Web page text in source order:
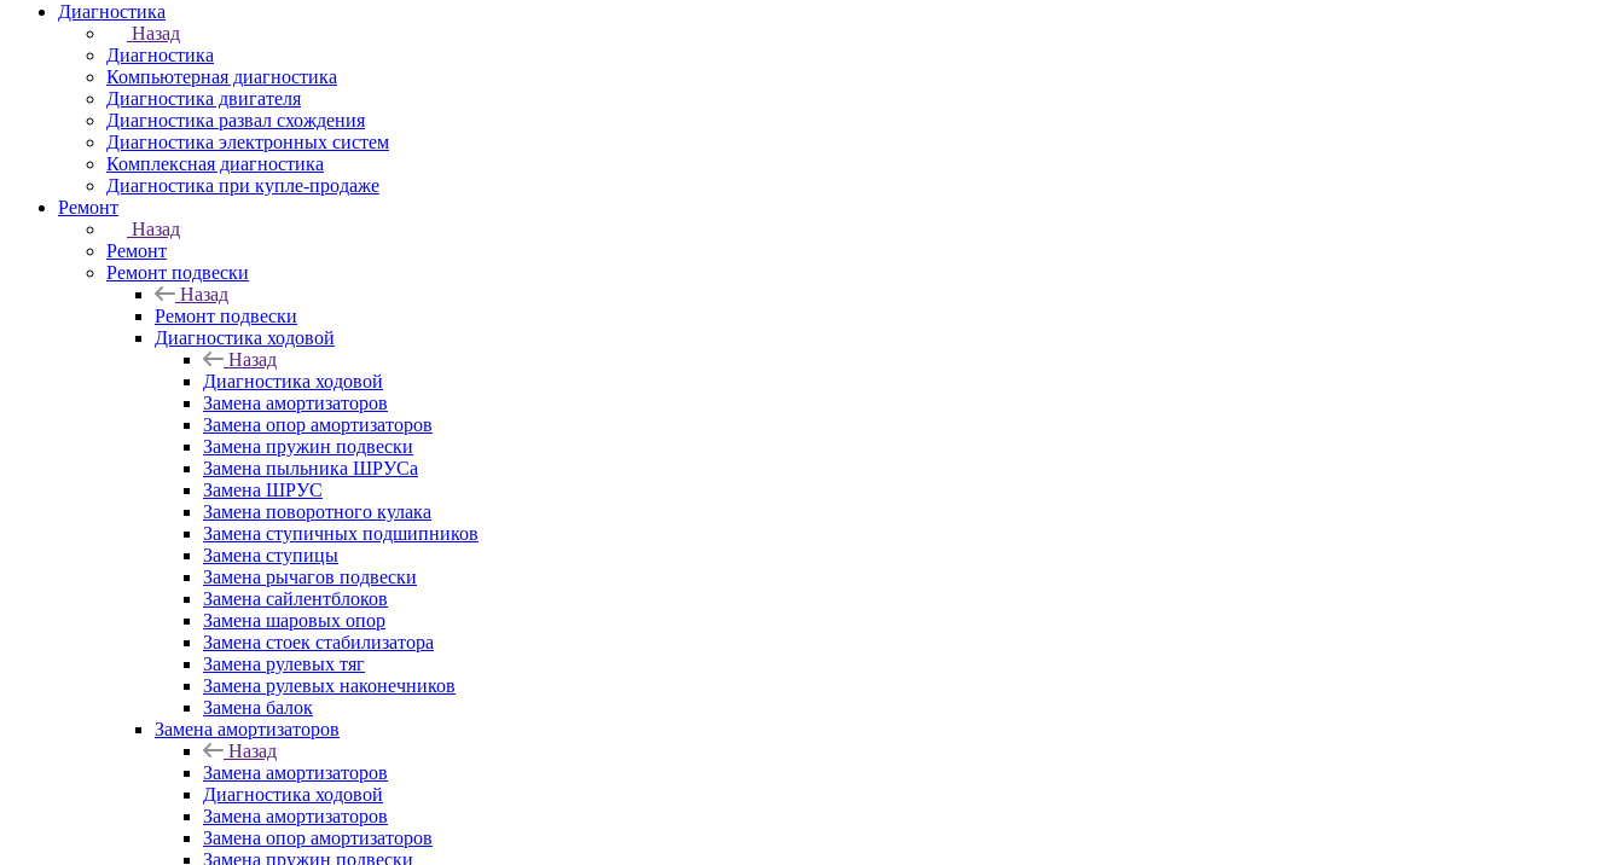
Диагностика
Назад
Диагностика
Компьютерная диагностика
Диагностика двигателя
Диагностика развал схождения
Диагностика электронных систем
Комплексная диагностика
Диагностика при купле-продаже
Ремонт
Назад
Ремонт
Ремонт подвески
Назад
Ремонт подвески
Диагностика ходовой
Назад
Диагностика ходовой
Замена амортизаторов
Замена опор амортизаторов
Замена пружин подвески
Замена пыльника ШРУСа
Замена ШРУС
Замена поворотного кулака
Замена ступичных подшипников
Замена ступицы
Замена рычагов подвески
Замена сайлентблоков
Замена шаровых опор
Замена стоек стабилизатора
Замена рулевых тяг
Замена рулевых наконечников
Замена балок
Замена амортизаторов
Назад
Замена амортизаторов
Диагностика ходовой
Замена амортизаторов
Замена опор амортизаторов
Замена пружин подвески